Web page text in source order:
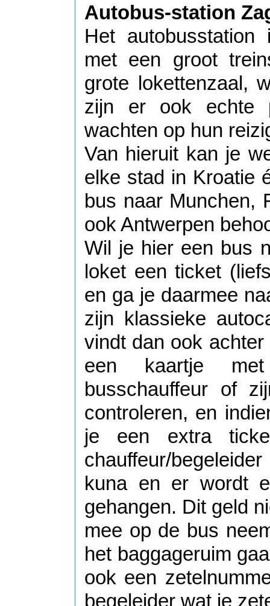
Autobus-station
Het
met een groot
grote lokettenzaal,
zijn er ook echte
wachten op hun
Van hieruit kan je
elke stad in Kroatie
bus naar Munchen,
ook Antwerpen
Wil je hier een bus
loket een ticket
en ga je daarmee
zijn klassieke
vindt dan ook
een kaartje
busschauffeur of
controleren, en
je een extra
chauffeur/
kuna en er wordt
gehangen. Dit geld
mee op de bus
het baggageruim
ook een
begeleider wat je